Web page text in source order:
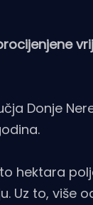
Donje
hektara
Uz to, više